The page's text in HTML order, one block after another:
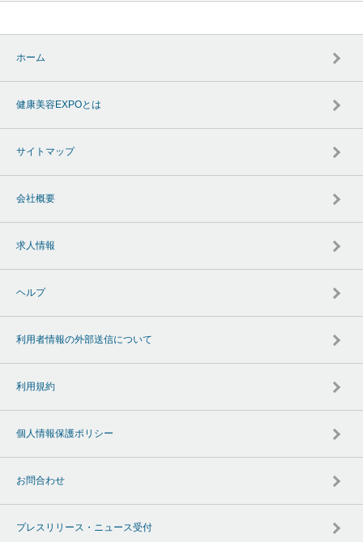
ホーム
健康美容EXPOとは
サイトマップ
会社概要
求人情報
ヘルプ
利用者情報の外部送信について
利用規約
個人情報保護ポリシー
お問合わせ
プレスリリース・ニュース受付